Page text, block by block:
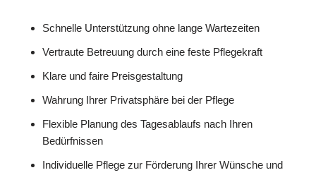
Schnelle Unterstützung ohne lange Wartezeiten
Vertraute Betreuung durch eine feste Pflegekraft
Klare und faire Preisgestaltung
Wahrung Ihrer Privatsphäre bei der Pflege
Flexible Planung des Tagesablaufs nach Ihren
Bedürfnissen
Individuelle Pflege zur Förderung Ihrer Wünsche und